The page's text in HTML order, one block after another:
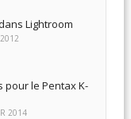
Lightroom
pour le Pentax K-
2014